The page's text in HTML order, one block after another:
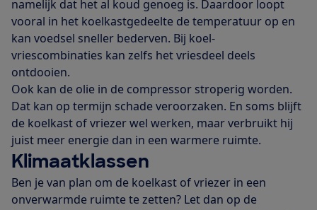
namelijk dat het al koud genoeg is. Daardoor loopt
vooral in het koelkastgedeelte de temperatuur op en
kan voedsel sneller bederven. Bij koel-
vriescombinaties kan zelfs het vriesdeel deels
ontdooien.
Ook kan de olie in de compressor stroperig worden.
Dat kan op termijn schade veroorzaken. En soms blijft
de koelkast of vriezer wel werken, maar verbruikt hij
juist meer energie dan in een warmere ruimte.
Klimaatklassen
Ben je van plan om de koelkast of vriezer in een
onverwarmde ruimte te zetten? Let dan op de